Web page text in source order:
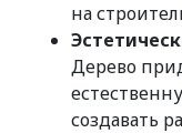
на
Дерево
создавать